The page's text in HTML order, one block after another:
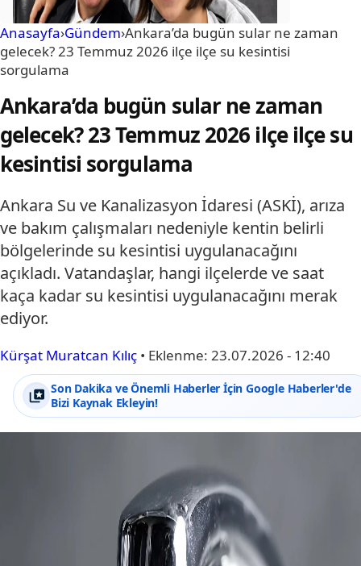
Anasayfa›Gündem›Ankara’da bugün sular ne zaman
gelecek? 23 Temmuz 2026 ilçe ilçe su kesintisi
sorgulama
Ankara’da bugün sular ne zaman
gelecek? 23 Temmuz 2026 ilçe ilçe su
kesintisi sorgulama
Ankara Su ve Kanalizasyon İdaresi (ASKİ), arıza
ve bakım çalışmaları nedeniyle kentin belirli
bölgelerinde su kesintisi uygulanacağını
açıkladı. Vatandaşlar, hangi ilçelerde ve saat
kaça kadar su kesintisi uygulanacağını merak
ediyor.
Kürşat Muratcan Kılıç • Eklenme: 23.07.2026 - 12:40
Son Dakika ve Önemli Haberler İçin Google Haberler'de
Bizi Kaynak Ekleyin!